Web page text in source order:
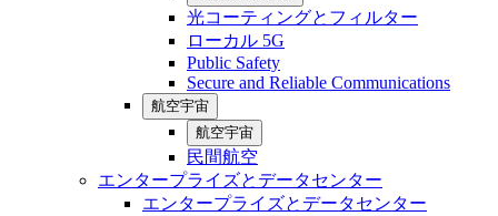
光コーティングとフィルター
ローカル 5G
Public Safety
Secure and Reliable Communications
航空宇宙
航空宇宙
民間航空
エンタープライズとデータセンター
エンタープライズとデータセンター